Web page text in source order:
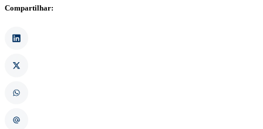
Compartilhar: